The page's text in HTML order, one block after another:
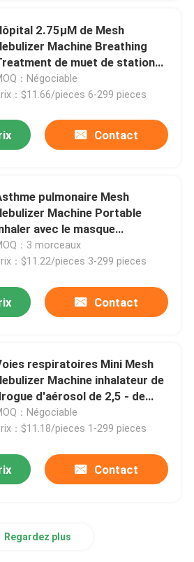
à domicile
d'asthme
pédiatrique
d'enfants
d'hôpital
2.75μM de Mesh
Machine Breathing
de muet de station
de yeux à la maison
：Négociable
：$11.66/pieces 6-299 pieces
Contact
pulmonaire Mesh
Machine Portable
avec le masque
：3 morceaux
：$11.22/pieces 3-299 pieces
Contact
respiratoires Mini Mesh
Machine inhalateur de
d'aérosol de 2,5 - de
：Négociable
：$11.18/pieces 1-299 pieces
Contact
Regardez plus